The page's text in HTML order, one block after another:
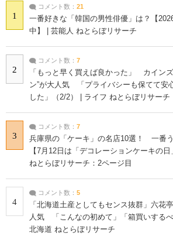
1
コメント数： 21
一番好きな「韓国の男性俳優」は？【
中】 | 芸能人 ねとらぼリサーチ
2
コメント数： 7
「もっと早く買えば良かった」 カイン
ン”が大人気 「プライバシーも保てて安
した」（2/2） | ライフ ねとらぼリサーチ
3
コメント数： 7
兵庫県の「ケーキ」の名店10選！ 一番
【7月12日は「デコレーションケーキの
ねとらぼリサーチ：2ページ目
4
コメント数： 5
「北海道土産としてもセンス抜群」六花
人気 「こんなの初めて」「箱買いするべ
北海道 ねとらぼリサーチ